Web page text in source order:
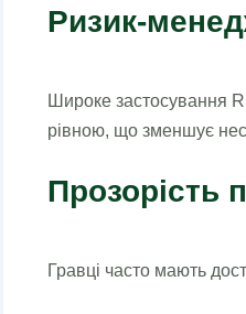
Ризик-
Широке застосування
рівною, що зменшує
Прозорість
Гравці часто мають